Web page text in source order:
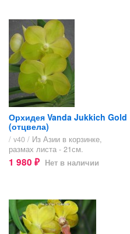
Орхидея Vanda Jukkich Gold
(отцвела)
/ v40 / Из Азии в корзинке,
размах листа - 21см.
1 980 ₽ Нет в наличии